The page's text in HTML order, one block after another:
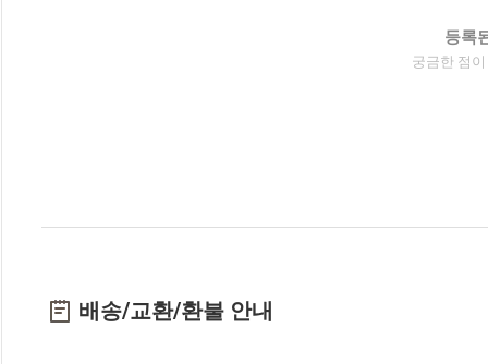
등록
궁금한 점
배송/교환/환불 안내